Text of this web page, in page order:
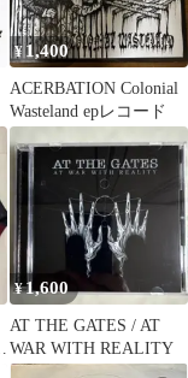
¥1,400
ACERBATION Colonial
Wasteland epレコード
¥1,600
AT THE GATES / AT
WAR WITH REALITY